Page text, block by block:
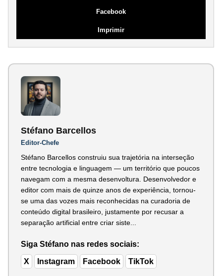
Facebook
Imprimir
Stéfano Barcellos
Editor-Chefe
Stéfano Barcellos construiu sua trajetória na interseção
entre tecnologia e linguagem — um território que poucos
navegam com a mesma desenvoltura. Desenvolvedor e
editor com mais de quinze anos de experiência, tornou-
se uma das vozes mais reconhecidas na curadoria de
conteúdo digital brasileiro, justamente por recusar a
separação artificial entre criar siste...
Siga Stéfano nas redes sociais:
X Instagram Facebook TikTok